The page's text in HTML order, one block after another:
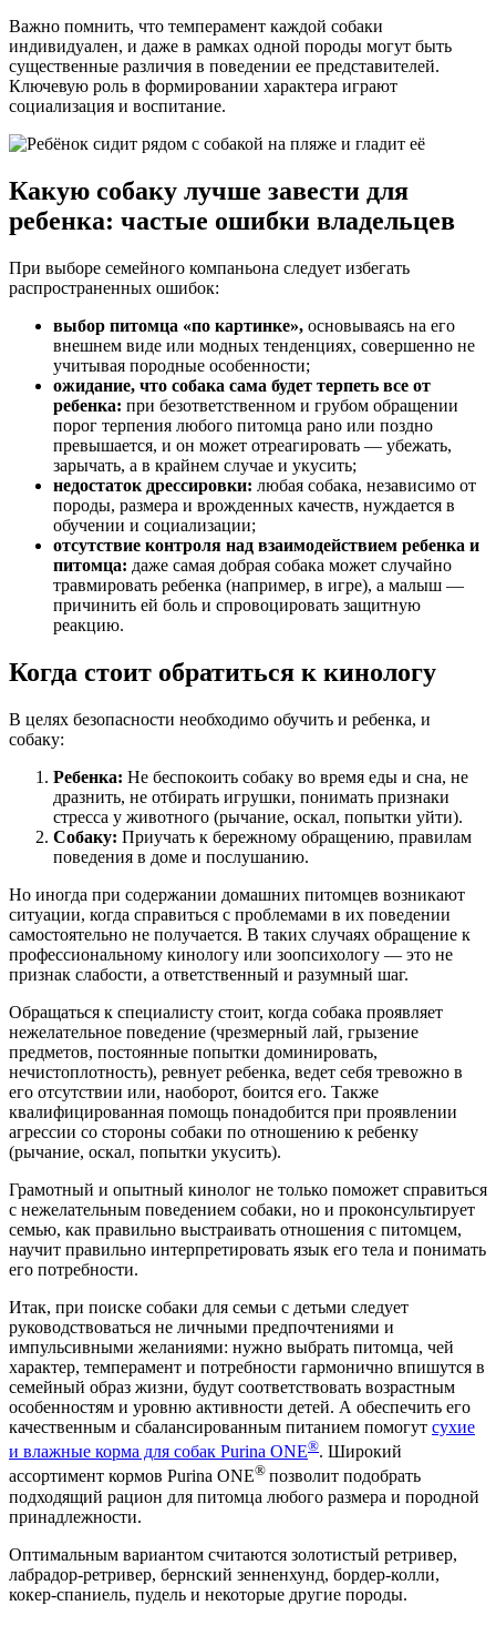
Важно помнить, что темперамент каждой собаки
индивидуален, и даже в рамках одной породы могут быть
существенные различия в поведении ее представителей.
Ключевую роль в формировании характера играют
социализация и воспитание.
Какую собаку лучше завести для
ребенка: частые ошибки владельцев
При выборе семейного компаньона следует избегать
распространенных ошибок:
выбор питомца «по картинке», основываясь на его
внешнем виде или модных тенденциях, совершенно не
учитывая породные особенности;
ожидание, что собака сама будет терпеть все от
ребенка: при безответственном и грубом обращении
порог терпения любого питомца рано или поздно
превышается, и он может отреагировать — убежать,
зарычать, а в крайнем случае и укусить;
недостаток дрессировки: любая собака, независимо от
породы, размера и врожденных качеств, нуждается в
обучении и социализации;
отсутствие контроля над взаимодействием ребенка и
питомца: даже самая добрая собака может случайно
травмировать ребенка (например, в игре), а малыш —
причинить ей боль и спровоцировать защитную
реакцию.
Когда стоит обратиться к кинологу
В целях безопасности необходимо обучить и ребенка, и
собаку:
Ребенка: Не беспокоить собаку во время еды и сна, не
дразнить, не отбирать игрушки, понимать признаки
стресса у животного (рычание, оскал, попытки уйти).
Собаку: Приучать к бережному обращению, правилам
поведения в доме и послушанию.
Но иногда при содержании домашних питомцев возникают
ситуации, когда справиться с проблемами в их поведении
самостоятельно не получается. В таких случаях обращение к
профессиональному кинологу или зоопсихологу — это не
признак слабости, а ответственный и разумный шаг.
Обращаться к специалисту стоит, когда собака проявляет
нежелательное поведение (чрезмерный лай, грызение
предметов, постоянные попытки доминировать,
нечистоплотность), ревнует ребенка, ведет себя тревожно в
его отсутствии или, наоборот, боится его. Также
квалифицированная помощь понадобится при проявлении
агрессии со стороны собаки по отношению к ребенку
(рычание, оскал, попытки укусить).
Грамотный и опытный кинолог не только поможет справиться
с нежелательным поведением собаки, но и проконсультирует
семью, как правильно выстраивать отношения с питомцем,
научит правильно интерпретировать язык его тела и понимать
его потребности.
Итак, при поиске собаки для семьи с детьми следует
руководствоваться не личными предпочтениями и
импульсивными желаниями: нужно выбрать питомца, чей
характер, темперамент и потребности гармонично впишутся в
семейный образ жизни, будут соответствовать возрастным
особенностям и уровню активности детей. А обеспечить его
качественным и сбалансированным питанием помогут сухие
и влажные корма для собак Purina ONE®. Широкий
ассортимент кормов Purina ONE® позволит подобрать
подходящий рацион для питомца любого размера и породной
принадлежности.
Оптимальным вариантом считаются золотистый ретривер,
лабрадор-ретривер, бернский зенненхунд, бордер-колли,
кокер-спаниель, пудель и некоторые другие породы.